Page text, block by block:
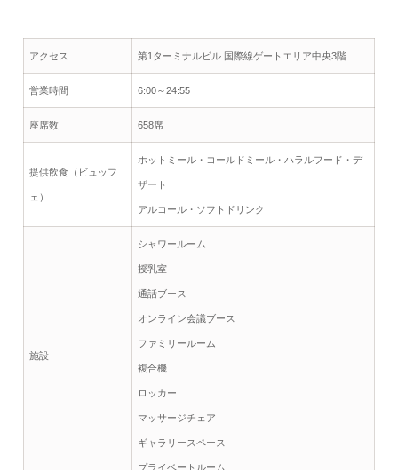
アクセス 第1ターミナルビル 国際線ゲートエリア中央3階
営業時間 6:00～24:55
座席数 658席
提供飲食（ビュッフ
ェ）
ホットミール・コールドミール・ハラルフード・デ
ザート
アルコール・ソフトドリンク
施設
シャワールーム
授乳室
通話ブース
オンライン会議ブース
ファミリールーム
複合機
ロッカー
マッサージチェア
ギャラリースペース
プライベートルーム